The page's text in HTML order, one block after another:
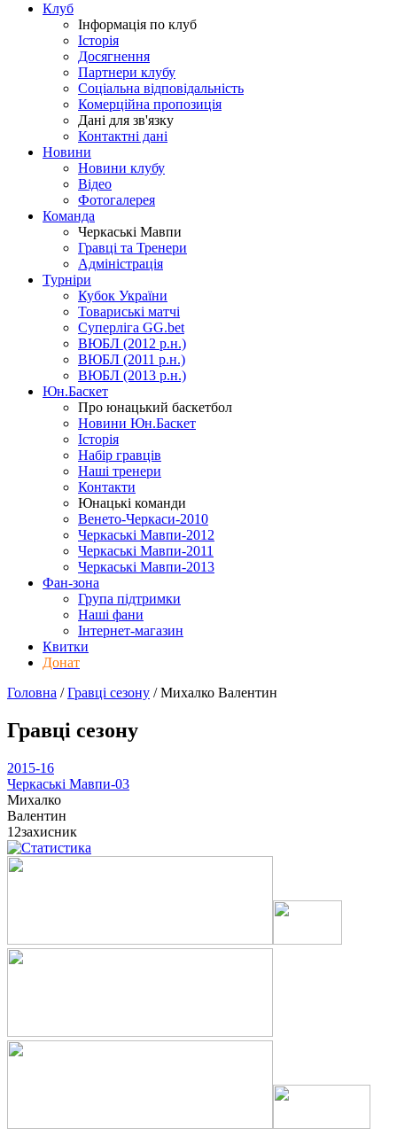
Клуб
Інформація по клуб
Історія
Досягнення
Партнери клубу
Соціальна відповідальність
Комерційна пропозиція
Дані для зв'язку
Контактні дані
Новини
Новини клубу
Відео
Фотогалерея
Команда
Черкаські Мавпи
Гравці та Тренери
Адміністрація
Турніри
Кубок України
Товариські матчі
Суперліга GG.bet
ВЮБЛ (2012 р.н.)
ВЮБЛ (2011 р.н.)
ВЮБЛ (2013 р.н.)
Юн.Баскет
Про юнацький баскетбол
Новини Юн.Баскет
Історія
Набір гравців
Наші тренери
Контакти
Юнацькі команди
Венето-Черкаси-2010
Черкаські Мавпи-2012
Черкаські Мавпи-2011
Черкаські Мавпи-2013
Фан-зона
Група підтримки
Наші фани
Інтернет-магазин
Квитки
Донат
Головна /Гравці сезону /Михалко Валентин
Гравці сезону
2015-16
Черкаські Мавпи-03
Михалко
Валентин
12захисник